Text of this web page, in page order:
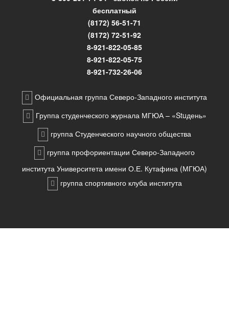
бесплатный
(8172) 56-51-71
(8172) 72-51-92
8-921-822-05-85
8-921-822-05-75
8-921-732-26-06
Официальная группа Северо-Западного института
Группа студенческого журнала МГЮА – «Stuдень»
группа Студенческого научного общества
группа профориентации Северо-Западного
института Университета имени О.Е. Кутафина (МГЮА)
группа спортивного клуба института